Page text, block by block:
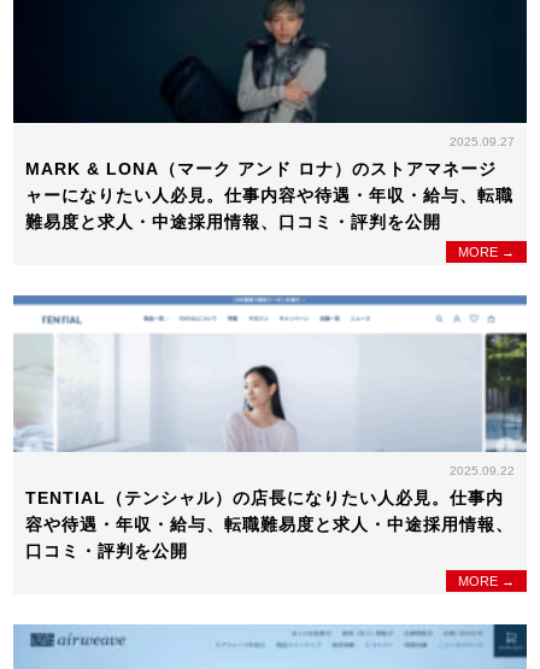
2025.09.27
MARK & LONA（マーク アンド ロナ）のストアマネージ
ャーになりたい人必見。仕事内容や待遇・年収・給与、転職
難易度と求人・中途採用情報、口コミ・評判を公開
MORE →
2025.09.22
TENTIAL（テンシャル）の店長になりたい人必見。仕事内
容や待遇・年収・給与、転職難易度と求人・中途採用情報、
口コミ・評判を公開
MORE →